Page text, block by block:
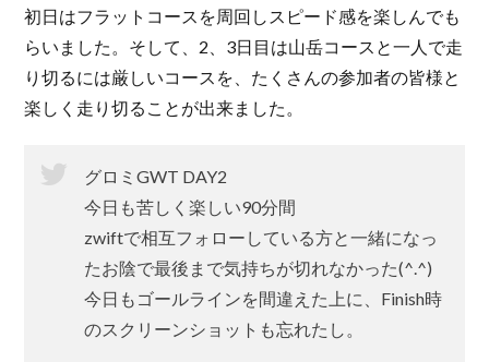
初日はフラットコースを周回しスピード感を楽しんでも
らいました。そして、2、3日目は山岳コースと一人で走
り切るには厳しいコースを、たくさんの参加者の皆様と
楽しく走り切ることが出来ました。
グロミGWT DAY2
今日も苦しく楽しい90分間
zwiftで相互フォローしている方と一緒になっ
たお陰で最後まで気持ちが切れなかった(^.^)
今日もゴールラインを間違えた上に、Finish時
のスクリーンショットも忘れたし。